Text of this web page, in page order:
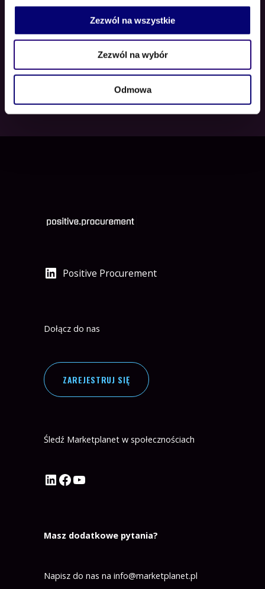
Zezwól na wszystkie
Zezwól na wybór
Odmowa
epicurei mel ut, sit ne elit ilum
euismod. Eius dolor soluta cu per,
pro enim paulo civibus ei. In meliore
salu tandi.
Positive Procurement
Dołącz do nas
ZAREJESTRUJ SIĘ
Śledź Marketplanet w społecznościach
Profil Marketplanet na LinkedIn
Profil Marketplanet na Facebook
Kanał Marketplanet na YouTube
Masz dodatkowe pytania?
Napisz do nas na info@marketplanet.pl